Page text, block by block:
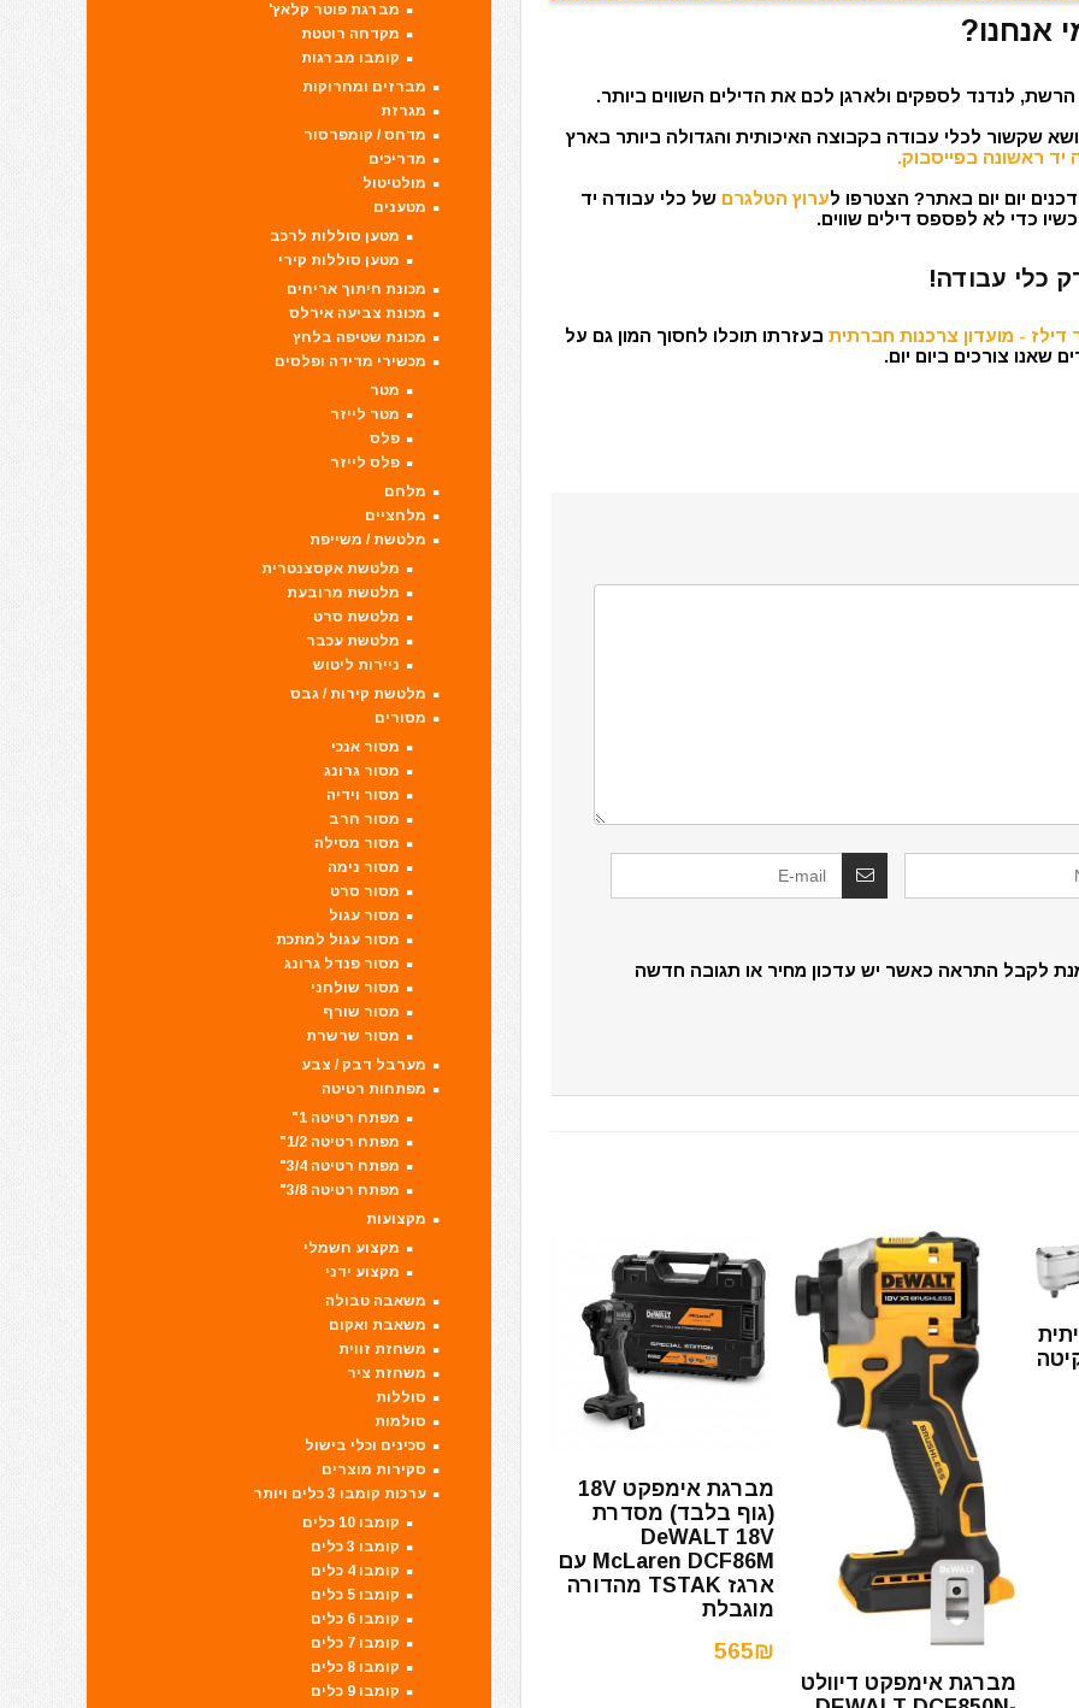
אנחנו?
לנדנד לספקים ולארגן לכם את הדילים השווים ביותר.
שקשור לכלי עבודה בקבוצה האיכותית והגדולה ביותר בארץ
יד ראשונה בפייסבוק.
יום יום באתר? הצטרפו לערוץ הטלגרם של כלי עבודה יד
כדי לא לפספס דילים שווים.
כלי עבודה!
דילז - מועדון צרכנות חברתית בעזרתו תוכלו לחסוך המון גם על
שאנו צורכים ביום יום.
לקבל התראה כאשר יש עדכון מחיר או תגובה חדשה
מברגת אימפקט דיוולט
מברגת אימפקט 18V
(גוף בלבד) מסדרת
DeWALT 18V
McLaren DCF86M עם
ארגז TSTAK מהדורה
מוגבלת
565₪
מברגת פוטר קלאץ'
מקדחה רוטטת
קומבו מברגות
מברזים ומחרוקות
מגרזת
מדחס / קומפרסור
מדריכים
מולטיטול
מטענים
מטען סוללות לרכב
מטען סוללות קירי
מכונת חיתוך אריחים
מכונת צביעה אירלס
מכונת שטיפה בלחץ
מכשירי מדידה ופלסים
מטר
מטר לייזר
פלס
פלס לייזר
מלחם
מלחציים
מלטשת / משייפת
מלטשת אקסצנטרית
מלטשת מרובעת
מלטשת סרט
מלטשת עכבר
ניירות ליטוש
מלטשת קירות / גבס
מסורים
מסור אנכי
מסור גרונג
מסור וידיה
מסור חרב
מסור מסילה
מסור נימה
מסור סרט
מסור עגול
מסור עגול למתכת
מסור פנדל גרונג
מסור שולחני
מסור שורף
מסור שרשרת
מערבל דבק / צבע
מפתחות רטיטה
מפתח רטיטה 1"
מפתח רטיטה 1/2"
מפתח רטיטה 3/4"
מפתח רטיטה 3/8"
מקצועות
מקצוע חשמלי
מקצוע ידני
משאבה טבולה
משאבת ואקום
משחזת זווית
משחזת ציר
סוללות
סולמות
סכינים וכלי בישול
סקירות מוצרים
ערכות קומבו 3 כלים ויותר
קומבו 10 כלים
קומבו 3 כלים
קומבו 4 כלים
קומבו 5 כלים
קומבו 6 כלים
קומבו 7 כלים
קומבו 8 כלים
קומבו 9 כלים